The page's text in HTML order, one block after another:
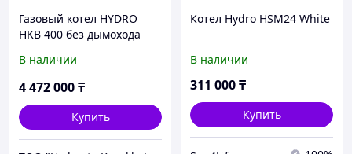
Газовый котел HYDRO
HKB 400 без дымохода
В наличии
4 472 000₸
Купить
Котел Hydro HSM24 White
В наличии
311 000₸
Купить